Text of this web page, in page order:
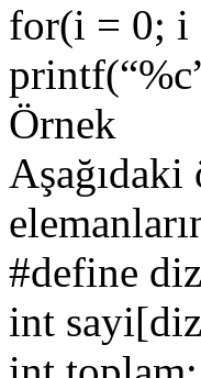
for(i = 0; i
Örnek
#define
int